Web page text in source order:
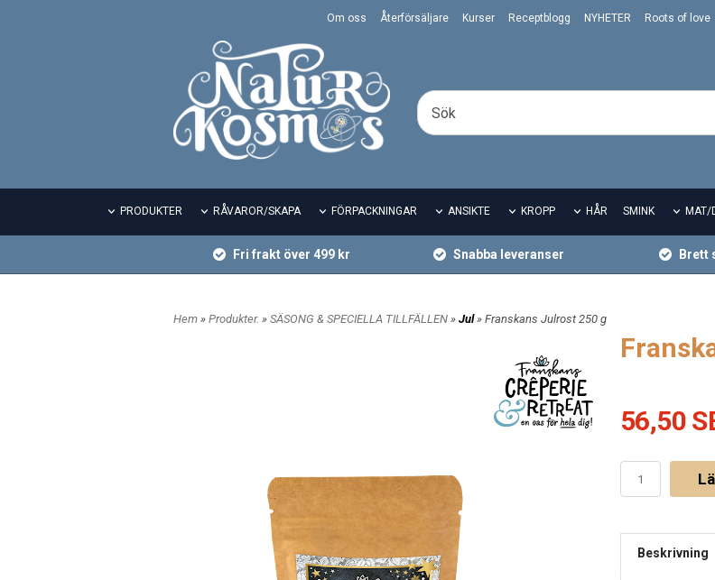
Om oss Återförsäljare Kurser Receptblogg NYHETER Roots of love
PRODUKTER RÅVAROR/SKAPA FÖRPACKNINGAR ANSIKTE KROPP HÅR SMINK MAT/
Fri frakt över 499 kr Snabba leveranser Brett
Hem » Produkter. » SÄSONG & SPECIELLA TILLFÄLLEN » Jul» Franskans Julrost 250 g
56,50
Beskrivning